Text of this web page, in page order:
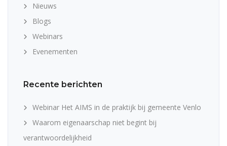
Nieuws
Blogs
Webinars
Evenementen
Recente berichten
Webinar Het AIMS in de praktijk bij gemeente Venlo
Waarom eigenaarschap niet begint bij
verantwoordelijkheid